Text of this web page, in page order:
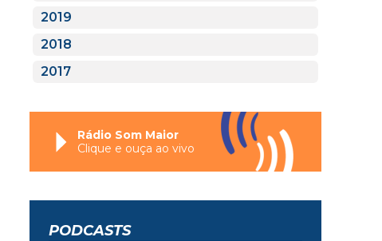
2019
2018
2017
Rádio Som Maior
Clique e ouça ao vivo
PODCASTS